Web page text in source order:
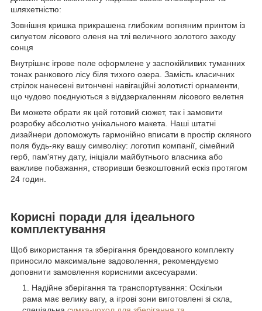
шляхетністю:
Зовнішня кришка прикрашена глибоким вогняним принтом із
силуетом лісового оленя на тлі величного золотого заходу
сонця
Внутрішнє ігрове поле оформлене у заспокійливих туманних
тонах ранкового лісу біля тихого озера. Замість класичних
стрілок нанесені витончені навігаційні золотисті орнаменти,
що чудово поєднуються з віддзеркаленням лісового велетня
Ви можете обрати як цей готовий сюжет, так і замовити
розробку абсолютно унікального макета. Наші штатні
дизайнери допоможуть гармонійно вписати в простір скляного
поля будь-яку вашу символіку: логотип компанії, сімейний
герб, пам'ятну дату, ініціали майбутнього власника або
важливе побажання, створивши безкоштовний ескіз протягом
24 годин.
Корисні поради для ідеального
комплектування
Щоб використання та зберігання брендованого комплекту
приносило максимальне задоволення, рекомендуємо
доповнити замовлення корисними аксесуарами:
Надійне зберігання та транспортування: Оскільки
рама має велику вагу, а ігрові зони виготовлені зі скла,